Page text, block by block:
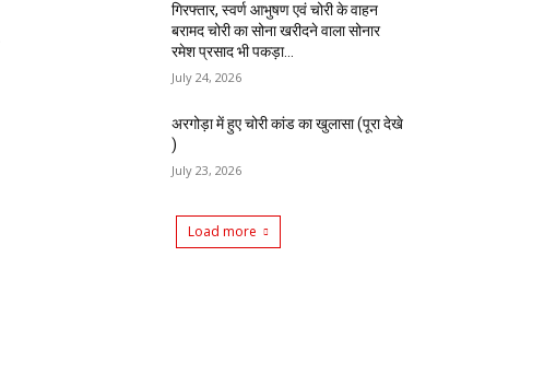
गिरफ्तार, स्वर्ण आभुषण एवं चोरी के वाहन
बरामद चोरी का सोना खरीदने वाला सोनार
रमेश प्रसाद भी पकड़ा...
July 24, 2026
अरगोड़ा में हुए चोरी कांड का खुलासा (पूरा देखे
)
July 23, 2026
Load more